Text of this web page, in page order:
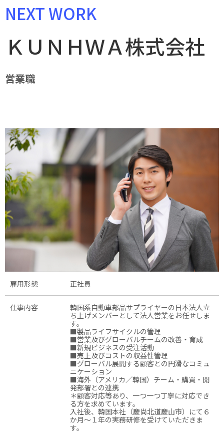
NEXT WORK
ＫＵＮＨＷＡ株式会社
営業職
雇用形態 正社員
仕事内容
韓国系自動車部品サプライヤーの日本法人立
ち上げメンバーとして法人営業をお任せしま
す。
■製品ライフサイクルの管理
■営業及びグローバルチームの改善・育成
■新規ビジネスの受注活動
■売上及びコストの収益性管理
■グローバル展開する顧客との円滑なコミュ
ニケーション
■海外（アメリカ／韓国）チーム・購買・開
発部署との連携
＊顧客対応等あり、一つ一つ丁寧に対応でき
る方を求めています。
入社後、韓国本社（慶尚北道慶山市）にて６
か月～１年の実務研修を受けていただきま
す。